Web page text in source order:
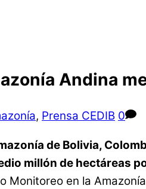
Andina
, Prensa CEDIB 0
de Bolivia,
millón de hectáreas
en la